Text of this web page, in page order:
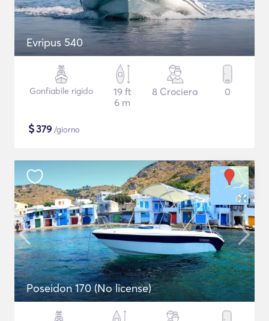
Evripus 540
Gonfiabile rigido
19 ft
6 m
8 Crociera 0
$379 /giorno
Poseidon 170 (No license)